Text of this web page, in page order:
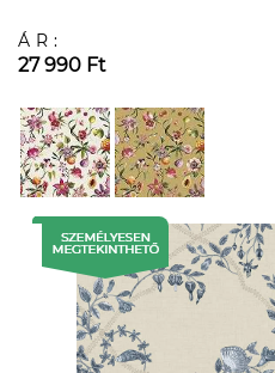
ÁR:
27 990 Ft